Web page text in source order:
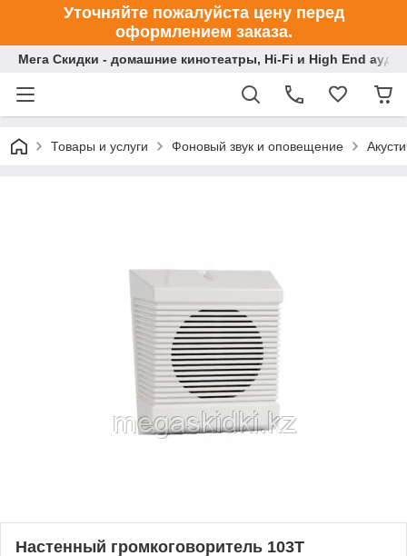
Уточняйте пожалуйста цену перед
оформлением заказа.
Мега Скидки - домашние кинотеатры, Hi-Fi и High End
Товары и услуги Фоновый звук и оповещение
Настенный громкоговоритель 103T